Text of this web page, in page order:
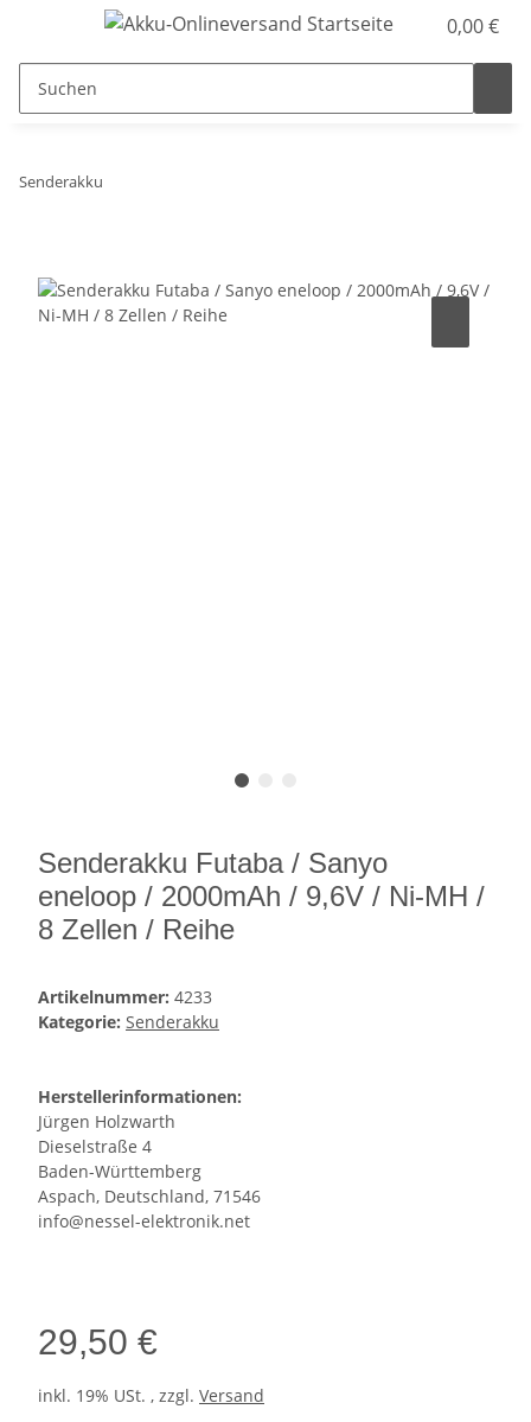
0,00 €
Senderakku
Senderakku Futaba / Sanyo
eneloop / 2000mAh / 9,6V / Ni-MH /
8 Zellen / Reihe
Artikelnummer: 4233
Kategorie: Senderakku
Herstellerinformationen:
Jürgen Holzwarth
Dieselstraße 4
Baden-Württemberg
Aspach, Deutschland, 71546
info@nessel-elektronik.net
29,50 €
inkl. 19% USt. , zzgl. Versand